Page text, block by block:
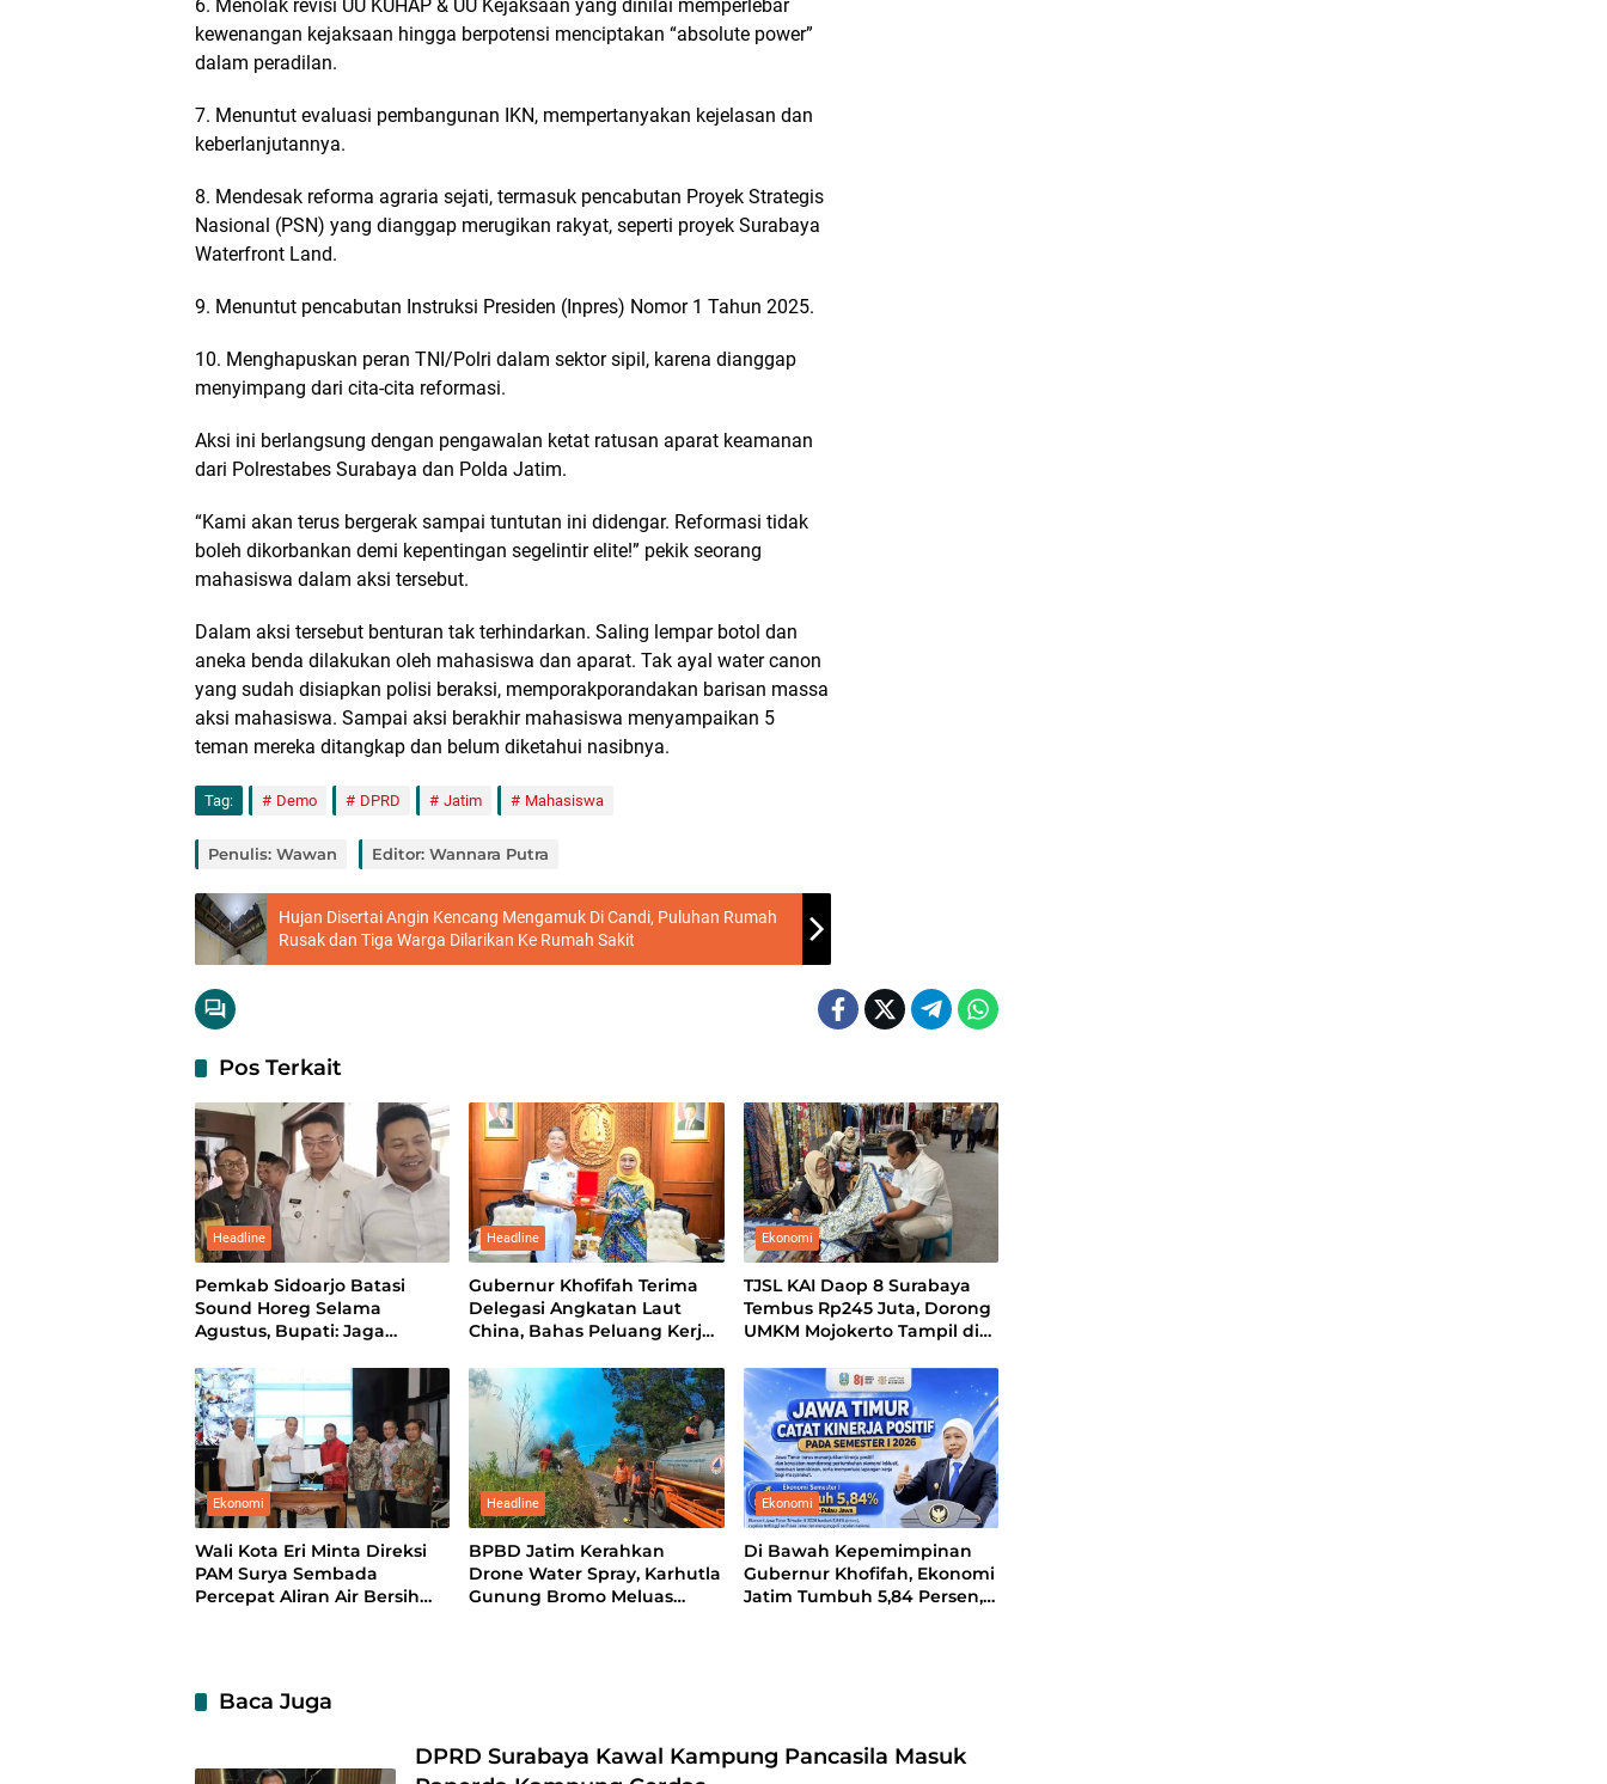
6. Menolak revisi UU KUHAP & UU Kejaksaan yang dinilai memperlebar
kewenangan kejaksaan hingga berpotensi menciptakan “absolute power”
dalam peradilan.
7. Menuntut evaluasi pembangunan IKN, mempertanyakan kejelasan dan
keberlanjutannya.
8. Mendesak reforma agraria sejati, termasuk pencabutan Proyek Strategis
Nasional (PSN) yang dianggap merugikan rakyat, seperti proyek Surabaya
Waterfront Land.
9. Menuntut pencabutan Instruksi Presiden (Inpres) Nomor 1 Tahun 2025.
10. Menghapuskan peran TNI/Polri dalam sektor sipil, karena dianggap
menyimpang dari cita-cita reformasi.
Aksi ini berlangsung dengan pengawalan ketat ratusan aparat keamanan
dari Polrestabes Surabaya dan Polda Jatim.
“Kami akan terus bergerak sampai tuntutan ini didengar. Reformasi tidak
boleh dikorbankan demi kepentingan segelintir elite!” pekik seorang
mahasiswa dalam aksi tersebut.
Dalam aksi tersebut benturan tak terhindarkan. Saling lempar botol dan
aneka benda dilakukan oleh mahasiswa dan aparat. Tak ayal water canon
yang sudah disiapkan polisi beraksi, memporakporandakan barisan massa
aksi mahasiswa. Sampai aksi berakhir mahasiswa menyampaikan 5
teman mereka ditangkap dan belum diketahui nasibnya.
Tag: Demo DPRD Jatim Mahasiswa
Penulis: Wawan Editor: Wannara Putra
Hujan Disertai Angin Kencang Mengamuk Di Candi, Puluhan Rumah
Rusak dan Tiga Warga Dilarikan Ke Rumah Sakit
Pos Terkait
Headline
Pemkab Sidoarjo Batasi
Sound Horeg Selama
Agustus, Bupati: Jaga
Headline
Gubernur Khofifah Terima
Delegasi Angkatan Laut
China, Bahas Peluang Kerja
Ekonomi
TJSL KAI Daop 8 Surabaya
Tembus Rp245 Juta, Dorong
UMKM Mojokerto Tampil di
2026
Ekonomi
Wali Kota Eri Minta Direksi
PAM Surya Sembada
Percepat Aliran Air Bersih
Headline
BPBD Jatim Kerahkan
Drone Water Spray, Karhutla
Gunung Bromo Meluas
Ekonomi
Di Bawah Kepemimpinan
Gubernur Khofifah, Ekonomi
Jatim Tumbuh 5,84 Persen,
Baca Juga
DPRD Surabaya Kawal Kampung Pancasila Masuk